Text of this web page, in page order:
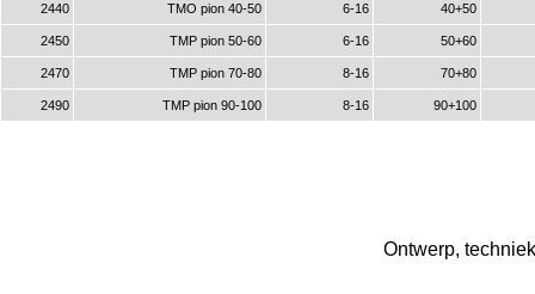
2440 TMO pion 40-50 6-16 40+50
2450 TMP pion 50-60 6-16 50+60
2470 TMP pion 70-80 8-16 70+80
2490 TMP pion 90-100 8-16 90+100
Ontwerp,